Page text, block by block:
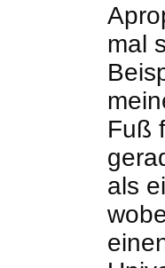
mal
Fuß
als